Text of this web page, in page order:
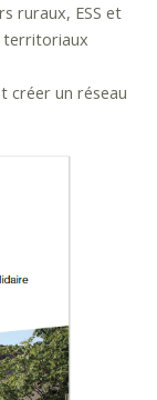
ruraux, ESS et
territoriaux
créer un réseau